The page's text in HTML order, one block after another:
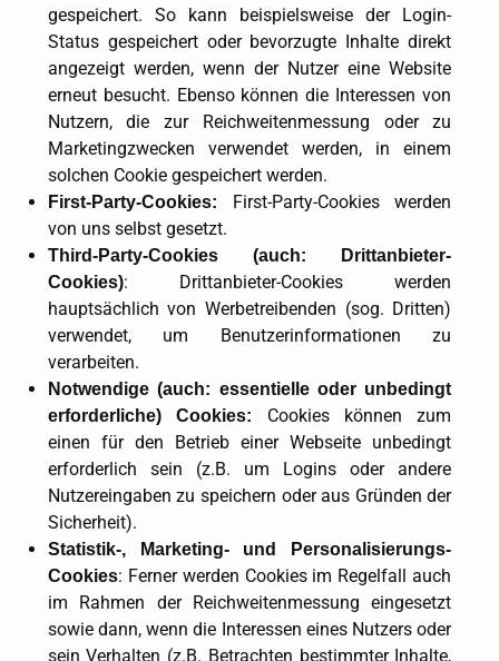
gespeichert. So kann beispielsweise der Login-
Status gespeichert oder bevorzugte Inhalte direkt
angezeigt werden, wenn der Nutzer eine Website
erneut besucht. Ebenso können die Interessen von
Nutzern, die zur Reichweitenmessung oder zu
Marketingzwecken verwendet werden, in einem
solchen Cookie gespeichert werden.
First-Party-Cookies: First-Party-Cookies werden
von uns selbst gesetzt.
Third-Party-Cookies (auch: Drittanbieter-
Cookies): Drittanbieter-Cookies werden
hauptsächlich von Werbetreibenden (sog. Dritten)
verwendet, um Benutzerinformationen zu
verarbeiten.
Notwendige (auch: essentielle oder unbedingt
erforderliche) Cookies:
Cookies können zum
einen für den Betrieb einer Webseite unbedingt
erforderlich sein (z.B. um Logins oder andere
Nutzereingaben zu speichern oder aus Gründen der
Sicherheit).
Statistik-, Marketing- und Personalisierungs-
Cookies: Ferner werden Cookies im Regelfall auch
im Rahmen der Reichweitenmessung eingesetzt
sowie dann, wenn die Interessen eines Nutzers oder
sein Verhalten (z.B. Betrachten bestimmter Inhalte,